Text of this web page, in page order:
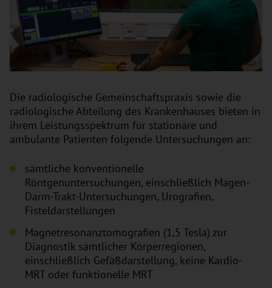
Die radiologische Gemeinschaftspraxis sowie die
radiologische Abteilung des Krankenhauses bieten in
ihrem Leistungsspektrum für stationäre und
ambulante Patienten folgende Untersuchungen an:
sämtliche konventionelle
Röntgenuntersuchungen, einschließlich Magen-
Darm-Trakt-Untersuchungen, Urografien,
Fisteldarstellungen
Magnetresonanztomografien (1,5 Tesla) zur
Diagnostik sämtlicher Körperregionen,
einschließlich Gefäßdarstellung, keine Kardio-
MRT oder funktionelle MRT